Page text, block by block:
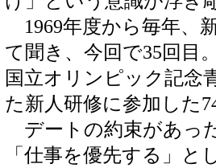
1969年度から毎年、
て聞き、今回で35回目
国立オリンピック記念
た新人研修に参加した
デートの約束があっ
「仕事を優先する」と